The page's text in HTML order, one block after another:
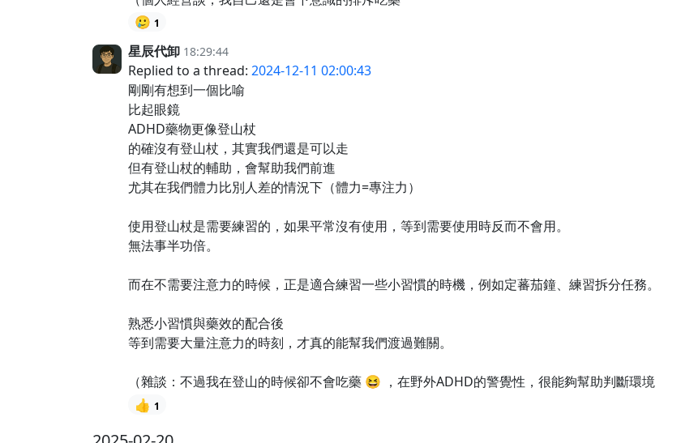
🥲 1
星辰代卸 18:29:44
Replied to a thread: 2024-12-11 02:00:43
剛剛有想到一個比喻
比起眼鏡
ADHD藥物更像登山杖
的確沒有登山杖，其實我們還是可以走
但有登山杖的輔助，會幫助我們前進
尤其在我們體力比別人差的情況下（體力=專注力）
使用登山杖是需要練習的，如果平常沒有使用，等到需要使用時反而不會用。
無法事半功倍。
而在不需要注意力的時候，正是適合練習一些小習慣的時機，例如定蕃茄鐘、練習拆分任務。
熟悉小習慣與藥效的配合後
等到需要大量注意力的時刻，才真的能幫我們渡過難關。
（雜談：不過我在登山的時候卻不會吃藥 😆 ，在野外ADHD的警覺性，很能夠幫助判斷環境
👍 1